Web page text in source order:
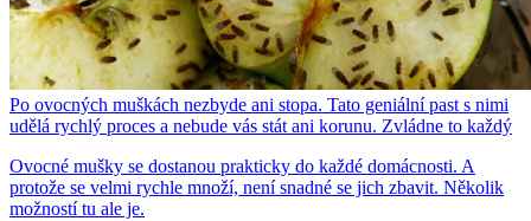
Po ovocných muškách nezbyde ani stopa. Tato geniální past s nimi
udělá rychlý proces a nebude vás stát ani korunu. Zvládne to každý
Ovocné mušky se dostanou prakticky do každé domácnosti. A
protože se velmi rychle množí, není snadné se jich zbavit. Několik
možností tu ale je.